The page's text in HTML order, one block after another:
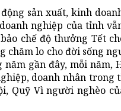
sản xuất, kinh
nghiệp của tỉnh
chế độ thưởng Tết
chăm lo cho đời sống
năm gần đây, mỗi năm,
doanh nhân trong
Quỹ Vì người nghèo